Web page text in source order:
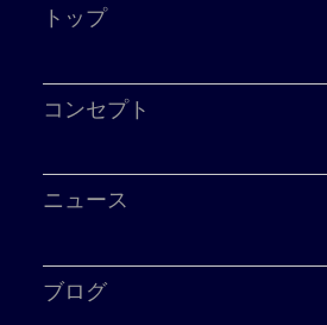
トップ
コンセプト
ニュース
ブログ